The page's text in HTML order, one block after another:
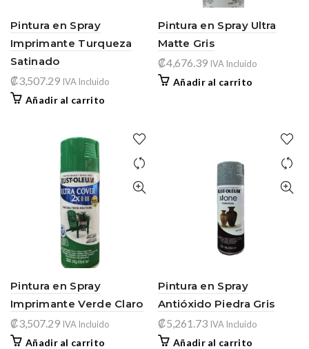
Pintura en Spray
Imprimante Turqueza
Satinado
₡3,507.29 IVA Incluido
Añadir al carrito
Pintura en Spray Ultra
Matte Gris
₡4,676.39 IVA Incluido
Añadir al carrito
Pintura en Spray
Imprimante Verde Claro
₡3,507.29 IVA Incluido
Añadir al carrito
Pintura en Spray
Antióxido Piedra Gris
₡5,261.73 IVA Incluido
Añadir al carrito